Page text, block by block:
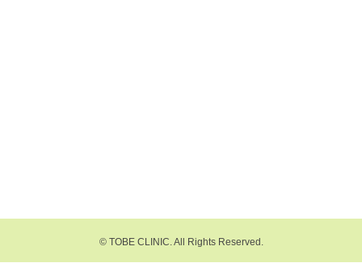
© TOBE CLINIC. All Rights Reserved.